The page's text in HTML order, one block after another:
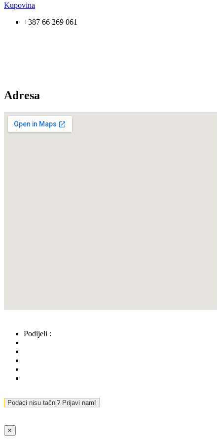
Kupovina
+387 66 269 061
Adresa
Podijeli :
Podaci nisu tačni? Prijavi nam!
×